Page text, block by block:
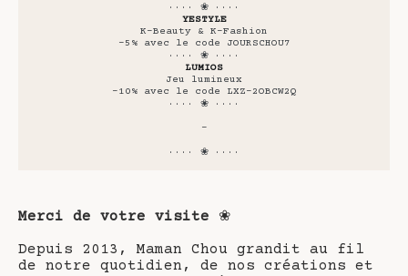
···· ❀ ····
YESTYLE
K-Beauty & K-Fashion
-5% avec le code JOURSCHOU7
···· ❀ ····
LUMIOS
Jeu lumineux
-10% avec le code LXZ-2OBCW2Q
···· ❀ ····
-
···· ❀ ····
Merci de votre visite ❀
Depuis 2013, Maman Chou grandit au fil
de notre quotidien, de nos créations et